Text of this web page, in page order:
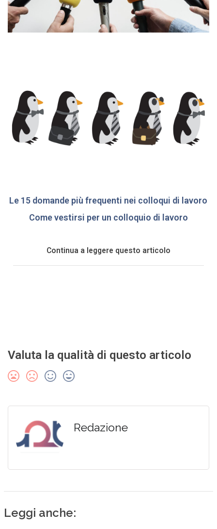
Le 15 domande più frequenti nei colloqui di lavoro
Come vestirsi per un colloquio di lavoro
Continua a leggere questo articolo
Valuta la qualità di questo articolo
Redazione
Leggi anche: